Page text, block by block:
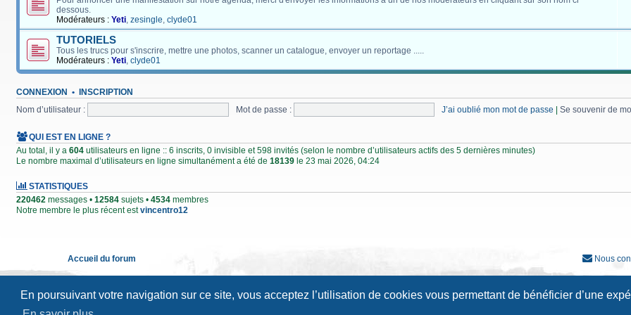
En poursuivant votre navigation sur ce site, vous acceptez l’utilisation de cookies vous permettant de bénéficier d’une
dessous.
Modérateurs : Yeti, zesingle, clyde01
TUTORIELS
Tous les trucs pour s'inscrire, mettre une photos, scanner un catalogue, envoyer un reportage .....
Modérateurs : Yeti, clyde01
CONNEXION • INSCRIPTION
Nom d’utilisateur : Mot de passe : J’ai oublié mon mot de passe | Se souvenir de
QUI EST EN LIGNE ?
Au total, il y a 604 utilisateurs en ligne :: 6 inscrits, 0 invisible et 598 invités (selon le nombre d’utilisateurs actifs des 5 dernières minutes)
Le nombre maximal d’utilisateurs en ligne simultanément a été de 18139 le 23 mai 2026, 04:24
STATISTIQUES
220462 messages • 12584 sujets • 4534 membres
Notre membre le plus récent estvincentro12
Accueil du forum Nous
Traduction française officielle©Qiaeru